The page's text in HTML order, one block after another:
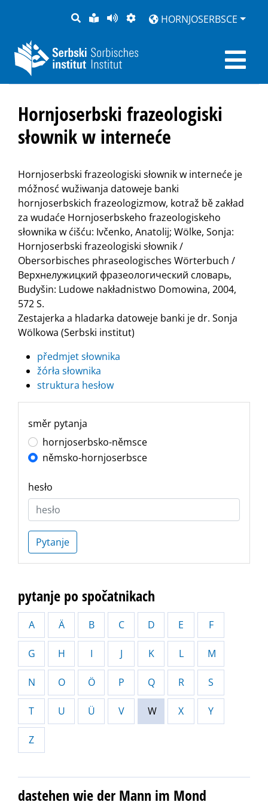
PYTANJE
LOCHKA
RĚČ
STRONU
PŘEDČITAĆ
ZWOBRAZNJENJE
HORNJOSERBSCE
Hornjoserbski frazeologiski
słownik w interneće
Hornjoserbski frazeologiski słownik w interneće je
móžnosć wužiwanja datoweje banki
hornjoserbskich frazeologizmow, kotraž bě zakład
za wudaće Hornjoserbskeho frazeologiskeho
słownika w ćišću: Ivčenko, Anatolij; Wölke, Sonja:
Hornjoserbski frazeologiski słownik /
Obersorbisches phraseologisches Wörterbuch /
Верхнелужицкий фразеологический словарь,
Budyšin: Ludowe nakładnistwo Domowina, 2004,
572 S.
Zestajerka a hladarka datoweje banki je dr. Sonja
Wölkowa (Serbski institut)
předmjet słownika
žórła słownika
struktura hesłow
směr pytanja
hornjoserbsko-němsce
němsko-hornjoserbsce
hesło
Pytanje
pytanje po spočatnikach
A Ä B C D E F
G H I J K L M
N O Ö P Q R S
T U Ü V W X Y
Z
dastehen wie der Mann im Mond